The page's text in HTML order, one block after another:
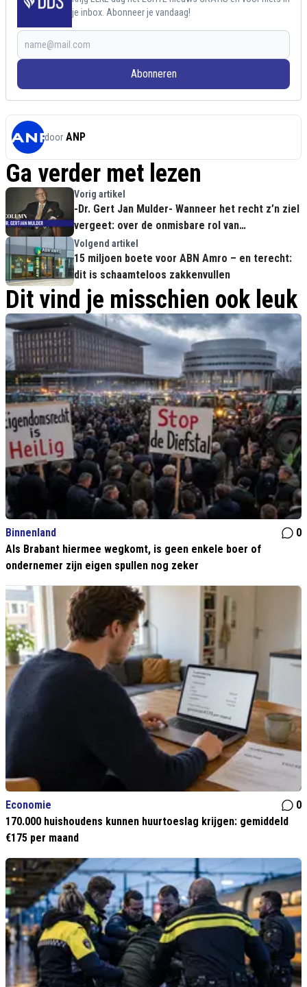
je inbox. Abonneer je vandaag!
Abonneren
door ANP
Ga verder met lezen
Vorig artikel
-Dr. Gert Jan Mulder- Wanneer het recht z’n ziel
vergeet: over de onmisbare rol van
rechtsfilosofie in het publieke debat
Volgend artikel
15 miljoen boete voor ABN Amro – en terecht:
dit is schaamteloos zakkenvullen
Dit vind je misschien ook leuk
Binnenland
0
Als Brabant hiermee wegkomt, is geen enkele boer of
ondernemer zijn eigen spullen nog zeker
Economie
0
170.000 huishoudens kunnen huurtoeslag krijgen: gemiddeld
€175 per maand